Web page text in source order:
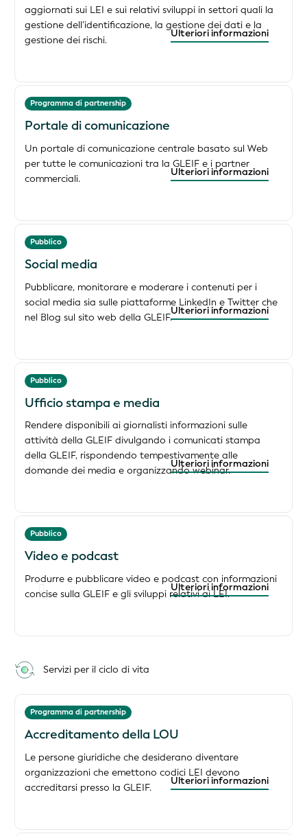
aggiornati sui LEI e sui relativi sviluppi in settori quali la
gestione dell’identificazione, la gestione dei dati e la
gestione dei rischi.
Ulteriori informazioni
Programma di partnership
Portale di comunicazione
Un portale di comunicazione centrale basato sul Web
per tutte le comunicazioni tra la GLEIF e i partner
commerciali.
Ulteriori informazioni
Pubblico
Social media
Pubblicare, monitorare e moderare i contenuti per i
social media sia sulle piattaforme LinkedIn e Twitter che
nel Blog sul sito web della GLEIF.
Ulteriori informazioni
Pubblico
Ufficio stampa e media
Rendere disponibili ai giornalisti informazioni sulle
attività della GLEIF divulgando i comunicati stampa
della GLEIF, rispondendo tempestivamente alle
domande dei media e organizzando webinar.
Ulteriori informazioni
Pubblico
Video e podcast
Produrre e pubblicare video e podcast con informazioni
concise sulla GLEIF e gli sviluppi relativi ai LEI.
Ulteriori informazioni
Servizi per il ciclo di vita
Programma di partnership
Accreditamento della LOU
Le persone giuridiche che desiderano diventare
organizzazioni che emettono codici LEI devono
accreditarsi presso la GLEIF.
Ulteriori informazioni